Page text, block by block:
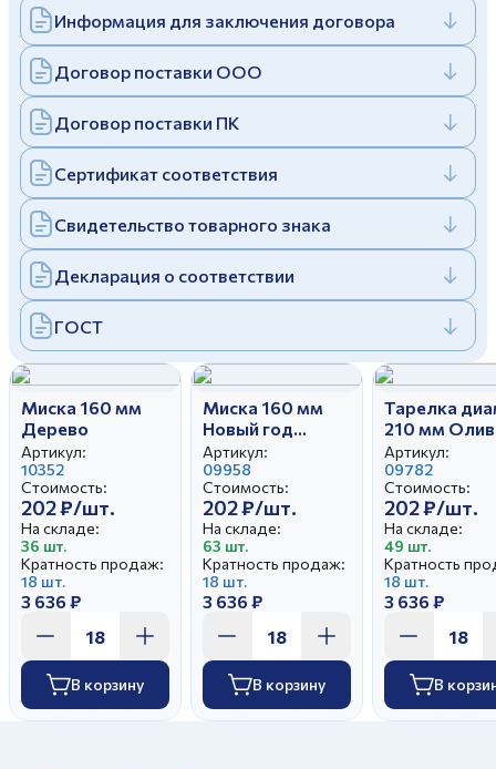
Отправить
Заполняя и отправляя форму, вы соглашаетесь
cполитикой конфиденциальности
Заполняя и отправляя форму, вы соглашаетесь
cполитикой конфиденциальности
Дулевский фарфоровый завод ©
Политика конфиденциальности
Информация для заключения договора
Договор поставки ООО
Договор поставки ПК
Сертификат соответствия
Свидетельство товарного знака
Декларация о соответствии
ГОСТ
Миска 160 мм
Дерево
Артикул:
10352
Стоимость:
202 ₽/шт.
На складе:
36 шт.
Кратность продаж:
18 шт.
3 636 ₽
В корзину
Миска 160 мм
Новый год
(зеленый)
Артикул:
09958
Стоимость:
202 ₽/шт.
На складе:
63 шт.
Кратность продаж:
18 шт.
3 636 ₽
В корзину
Тарелка
210 мм
Артикул:
09782
Стоимость:
202 ₽/шт.
На складе:
49 шт.
Кратность
18 шт.
3 636 ₽
В